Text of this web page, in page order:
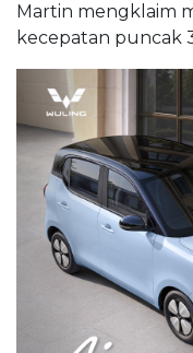
Martin mengklaim
kecepatan puncak